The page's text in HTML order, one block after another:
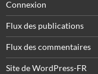
Connexion
Flux des publications
Flux des commentaires
Site de WordPress-FR